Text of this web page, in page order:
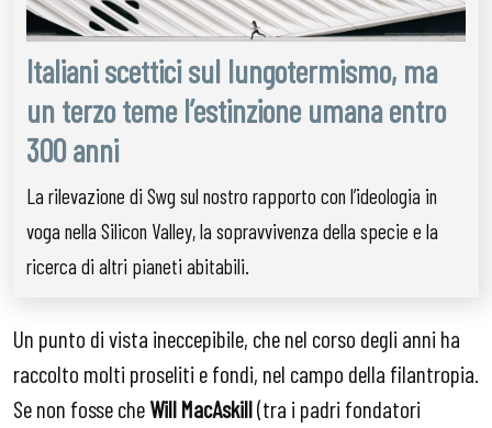
Italiani scettici sul lungotermismo, ma
un terzo teme l’estinzione umana entro
300 anni
La rilevazione di Swg sul nostro rapporto con l’ideologia in
voga nella Silicon Valley, la sopravvivenza della specie e la
ricerca di altri pianeti abitabili.
Un punto di vista ineccepibile, che nel corso degli anni ha
raccolto molti proseliti e fondi, nel campo della filantropia.
Se non fosse cheWill MacAskill(tra i padri fondatori